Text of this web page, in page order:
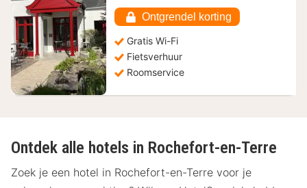
Ontgrendel korting
Gratis Wi-Fi
Fietsverhuur
Roomservice
Ontdek alle hotels in Rochefort-en-Terre
Zoek je een hotel in Rochefort-en-Terre voor je